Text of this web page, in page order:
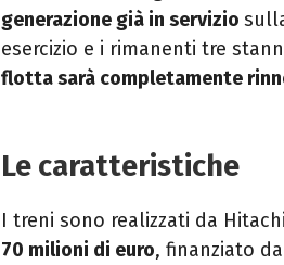
generazione già in servizio
esercizio e i rimanenti tre
flotta sarà completamente
Le caratteristiche
I treni sono realizzati da
70 milioni di euro, finanziato